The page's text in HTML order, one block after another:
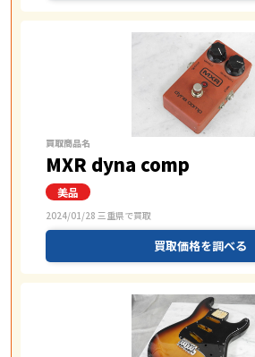
買取商品名
MXR dyna comp
2024/01/28 三重県で買取
買取価格を調べる